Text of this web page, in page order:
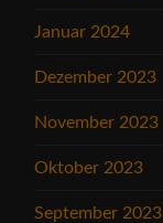
Januar 2024
Dezember 2023
November 2023
Oktober 2023
September 2023